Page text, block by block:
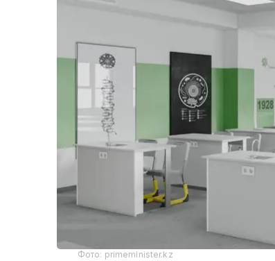
Фото: primeminister.kz